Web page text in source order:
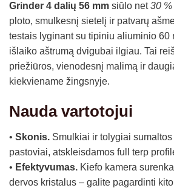
Grinder 4 dalių 56 mm siūlo net30
ploto, smulkesnį sietelį ir patvarų
testais lyginant su tipiniu aliuminio 60
išlaiko aštrumą dvigubai ilgiau. Tai
priežiūros, vienodesnį malimą ir
kiekviename žingsnyje.
Nauda vartotojui
• Skonis. Smulkiai ir tolygiai
pastoviai, atskleisdamos full terp
• Efektyvumas. Kiefo kamera
dervos kristalus – galite pagardinti